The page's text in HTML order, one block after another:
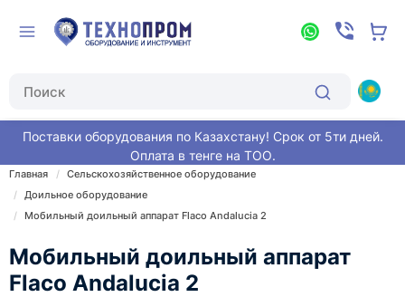
Поставки оборудования по Казахстану! Срок от 5ти дней.
Оплата в тенге на ТОО.
Главная
Сельскохозяйственное оборудование
Доильное оборудование
Мобильный доильный аппарат Flaco Andalucia 2
Мобильный доильный аппарат
Flaco Andalucia 2